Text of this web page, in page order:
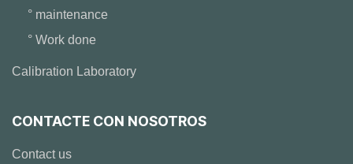
° maintenance
° Work done
Calibration Laboratory
CONTACTE CON NOSOTROS
Contact us